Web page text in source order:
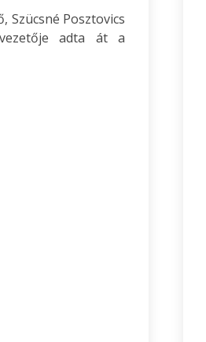
Szücsné Posztovics
adta át a